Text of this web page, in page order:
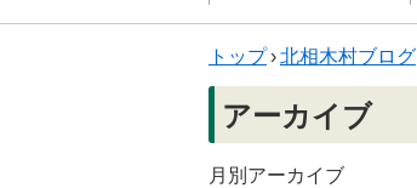
登録
防災情報
年金・保険
トップ›北相木村ブログ
アーカイブ
月別アーカイブ